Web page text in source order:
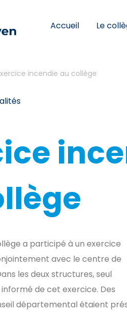
Accueil Le
incendie au collège
a participé à un exercice
avec le centre de
les deux structures, seul
de cet exercice. Des
départemental étaient